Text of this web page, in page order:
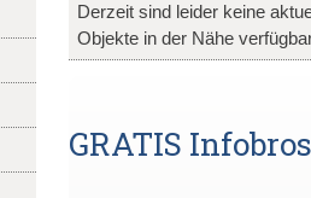
Derzeit sind leider keine
Objekte in der Nähe
GRATIS